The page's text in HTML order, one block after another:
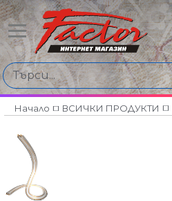
Начало ВСИЧКИ ПРОДУКТИ